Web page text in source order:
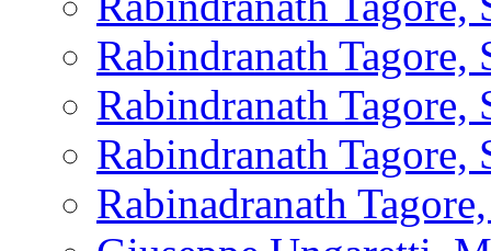
Rabindranath
Rabindranath
Rabindranath
Rabinadranath